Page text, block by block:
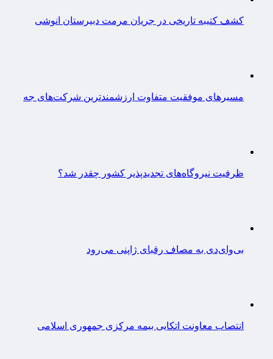
کشف کتیبه تاریخی در جریان مرمت دبیرستان انوشی
مسیرهای موفقیت متفاوت ارزشمندترین شرکت‌های جه
ظرفیت نیروگاه‌های تجدیدپذیر کشور چقدر شد؟
بی‌وای‌دی به مصاف رقبای ژاپنی می‌رود
انتصاب معاونت اتکایی بیمه مرکزی جمهوری اسلامی